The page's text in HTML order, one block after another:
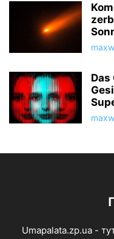
Das
Umapalata.zp.ua -